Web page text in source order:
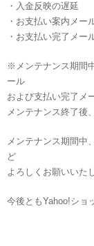
・入金反映の遅延
・お支払い案内メー
・お支払い完了メー
※メンテナンス期間
ール
および支払い完了メ
メンテナンス終了後
メンテナンス期間中
ど
よろしくお願いいた
今後ともYahoo!ショ